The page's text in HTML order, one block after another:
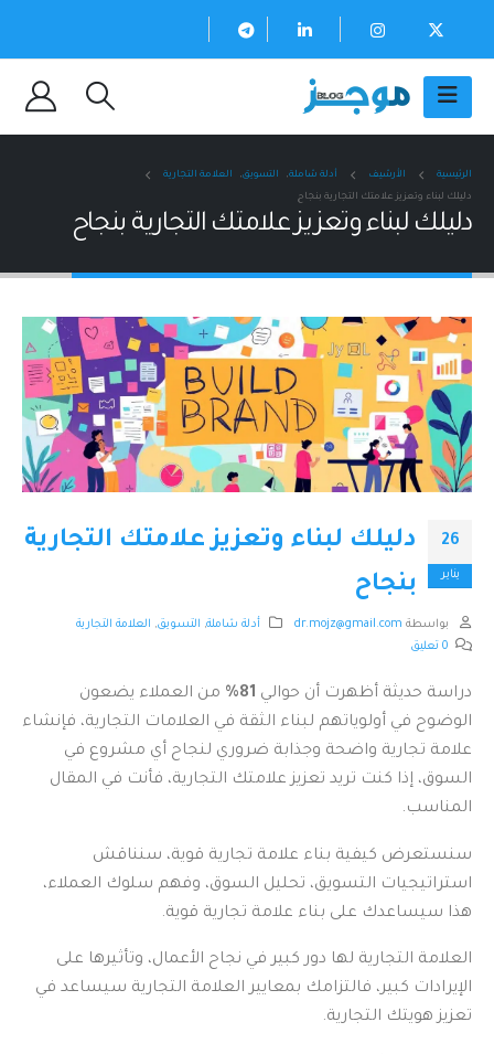
الرئيسية الأرشيف أدلة شاملة, التسويق, العلامة التجارية
دليلك لبناء وتعزيز علامتك التجارية بنجاح
دليلك لبناء وتعزيز علامتك التجارية بنجاح
26
يناير
دليلك لبناء وتعزيز علامتك التجارية
بنجاح
بواسطة dr.mojz@gmail.com أدلة شاملة, التسويق, العلامة التجارية
0 تعليق
دراسة حديثة أظهرت أن حوالي 81%
من العملاء يضعون
الوضوح في أولوياتهم لبناء الثقة في العلامات التجارية، فإنشاء
علامة تجارية واضحة وجذابة ضروري لنجاح أي مشروع في
السوق، إذا كنت تريد تعزيز علامتك التجارية، فأنت في المقال
المناسب.
سنستعرض كيفية بناء علامة تجارية قوية، سنناقش
استراتيجيات التسويق، تحليل السوق، وفهم سلوك العملاء،
هذا سيساعدك على بناء علامة تجارية قوية.
العلامة التجارية لها دور كبير في نجاح الأعمال، وتأثيرها على
الإيرادات كبير، فالتزامك بمعايير العلامة التجارية سيساعد في
تعزيز هويتك التجارية.